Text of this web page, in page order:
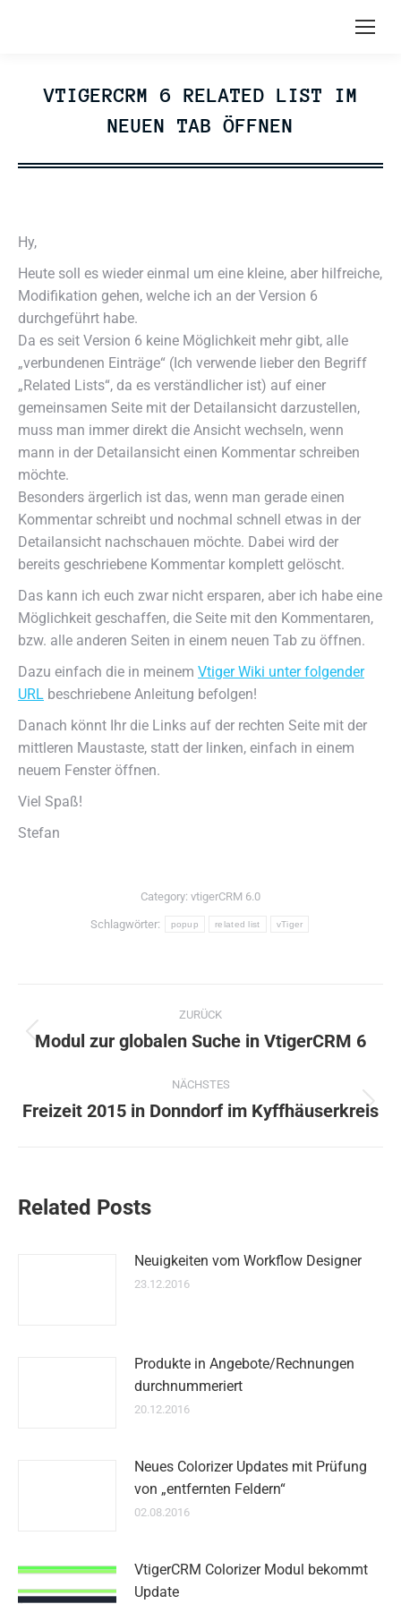
VTIGERCRM 6 RELATED LIST IM
NEUEN TAB ÖFFNEN
Hy,
Heute soll es wieder einmal um eine kleine, aber hilfreiche,
Modifikation gehen, welche ich an der Version 6
durchgeführt habe.
Da es seit Version 6 keine Möglichkeit mehr gibt, alle
„verbundenen Einträge“ (Ich verwende lieber den Begriff
„Related Lists“, da es verständlicher ist) auf einer
gemeinsamen Seite mit der Detailansicht darzustellen,
muss man immer direkt die Ansicht wechseln, wenn
mann in der Detailansicht einen Kommentar schreiben
möchte.
Besonders ärgerlich ist das, wenn man gerade einen
Kommentar schreibt und nochmal schnell etwas in der
Detailansicht nachschauen möchte. Dabei wird der
bereits geschriebene Kommentar komplett gelöscht.
Das kann ich euch zwar nicht ersparen, aber ich habe eine
Möglichkeit geschaffen, die Seite mit den Kommentaren,
bzw. alle anderen Seiten in einem neuen Tab zu öffnen.
Dazu einfach die in meinem Vtiger Wiki unter folgender
URL beschriebene Anleitung befolgen!
Danach könnt Ihr die Links auf der rechten Seite mit der
mittleren Maustaste, statt der linken, einfach in einem
neuem Fenster öffnen.
Viel Spaß!
Stefan
Category: vtigerCRM 6.0
Schlagwörter: popup related list vTiger
Kommentarnavigation
ZURÜCK
Vorheriger
Modul zur globalen Suche in VtigerCRM 6
NÄCHSTES
Nächster
Freizeit 2015 in Donndorf im Kyffhäuserkreis
Related Posts
Neuigkeiten vom Workflow Designer
23.12.2016
Produkte in Angebote/Rechnungen
durchnummeriert
20.12.2016
Neues Colorizer Updates mit Prüfung
von „entfernten Feldern“
02.08.2016
VtigerCRM Colorizer Modul bekommt
Update